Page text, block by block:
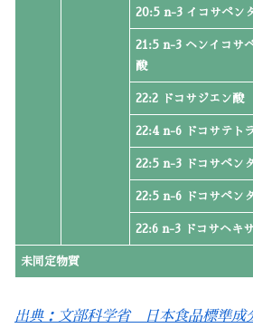
20:5 n-3 イコサペン
21:5 n-3 ヘンイコサ
酸
22:2 ドコサジエン酸
22:4 n-6 ドコサテト
22:5 n-3 ドコサペン
22:5 n-6 ドコサペン
22:6 n-3 ドコサヘキ
未同定物質
出典：文部科学省 日本食品標準成